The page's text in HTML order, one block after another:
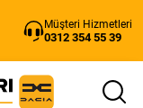
Müşteri Hizmetleri
0312 354 55 39